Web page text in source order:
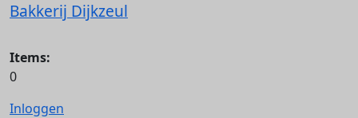
Bakkerij Dijkzeul
Items:
0
Inloggen